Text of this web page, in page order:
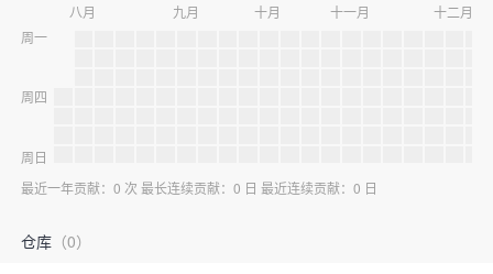
周一
周四
周日
八月 九月 十月 十一月 十二月
最近一年贡献：0 次 最长连续贡献：0 日 最近连续贡献：0 日
仓库 （0）